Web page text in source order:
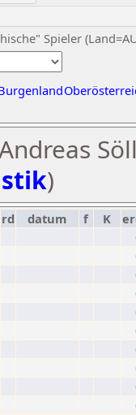
Spieler
)
rd datum f K